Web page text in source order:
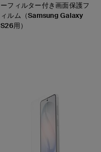
ーフィルター付き画面保護フ
ィルム（Samsung Galaxy
S26用）